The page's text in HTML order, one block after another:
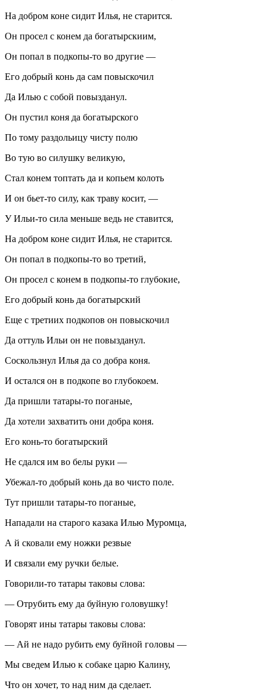
На добром коне сидит Илья, не старится.
Он просел с конем да богатырскиим,
Он попал в подкопы-то во другие —
Его добрый конь да сам повыскочил
Да Илью с собой повызданул.
Он пустил коня да богатырского
По тому раздольицу чисту полю
Во тую во силушку великую,
Стал конем топтать да и копьем колоть
И он бьет-то силу, как траву косит, —
У Ильи-то сила меньше ведь не ставится,
На добром коне сидит Илья, не старится.
Он попал в подкопы-то во третий,
Он просел с конем в подкопы-то глубокие,
Его добрый конь да богатырский
Еще с третиих подкопов он повыскочил
Да оттуль Ильи он не повызданул.
Соскользнул Илья да со добра коня.
И остался он в подкопе во глубокоем.
Да пришли татары-то поганые,
Да хотели захватить они добра коня.
Его конь-то богатырский
Не сдался им во белы руки —
Убежал-то добрый конь да во чисто поле.
Тут пришли татары-то поганые,
Нападали на старого казака Илью Муромца,
А й сковали ему ножки резвые
И связали ему ручки белые.
Говорили-то татары таковы слова:
— Отрубить ему да буйную головушку!
Говорят ины татары таковы слова:
— Ай не надо рубить ему буйной головы —
Мы сведем Илью к собаке царю Калину,
Что он хочет, то над ним да сделает.